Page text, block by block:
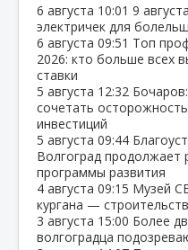
6 августа 10:01 9
электричек для
6 августа 09:51 Топ
2026: кто больше всех
ставки
5 августа 12:32
сочетать
инвестиций
5 августа 09:44
Волгоград продолжает
программы развития
4 августа 09:15 Музей
кургана —
3 августа 15:00 Более
волгоградца